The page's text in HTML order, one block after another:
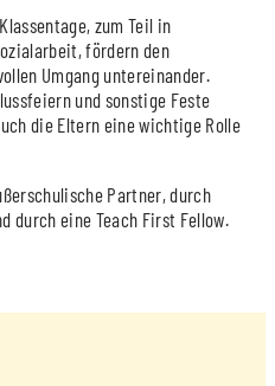
zum Teil in
fördern den
Umgang untereinander.
und sonstige Feste
die Eltern eine wichtige Rolle
Partner, durch
durch eine Teach First Fellow.